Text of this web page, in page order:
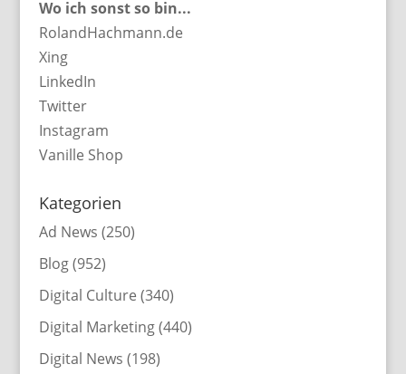
Wo ich sonst so bin...
RolandHachmann.de
Xing
LinkedIn
Twitter
Instagram
Vanille Shop
Kategorien
Ad News (250)
Blog(952)
Digital Culture (340)
Digital Marketing(440)
Digital News (198)